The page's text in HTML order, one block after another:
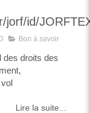
jorf/id/
Bon à savoir
des droits des
Lire la suite...